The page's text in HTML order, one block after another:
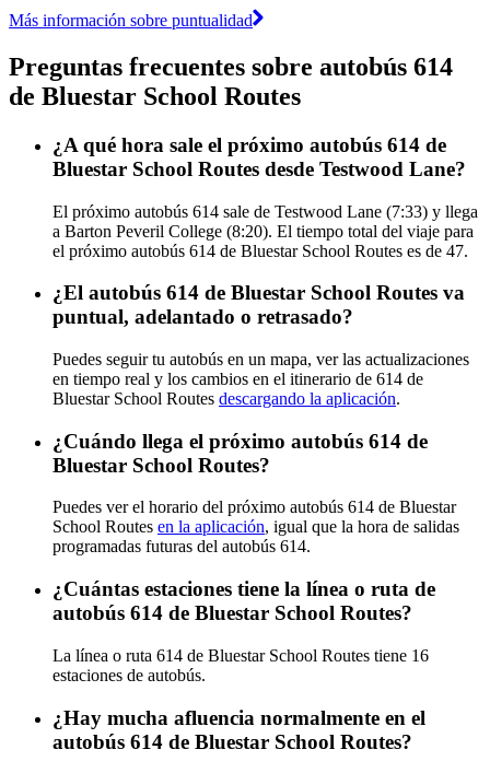
Más información sobre puntualidad
Preguntas frecuentes sobre autobús 614
de Bluestar School Routes
¿A qué hora sale el próximo autobús 614 de
Bluestar School Routes desde Testwood Lane?
El próximo autobús 614 sale de Testwood Lane (7:33) y llega
a Barton Peveril College (8:20). El tiempo total del viaje para
el próximo autobús 614 de Bluestar School Routes es de 47.
¿El autobús 614 de Bluestar School Routes va
puntual, adelantado o retrasado?
Puedes seguir tu autobús en un mapa, ver las actualizaciones
en tiempo real y los cambios en el itinerario de 614 de
Bluestar School Routes descargando la aplicación.
¿Cuándo llega el próximo autobús 614 de
Bluestar School Routes?
Puedes ver el horario del próximo autobús 614 de Bluestar
School Routes en la aplicación, igual que la hora de salidas
programadas futuras del autobús 614.
¿Cuántas estaciones tiene la línea o ruta de
autobús 614 de Bluestar School Routes?
La línea o ruta 614 de Bluestar School Routes tiene 16
estaciones de autobús.
¿Hay mucha afluencia normalmente en el
autobús 614 de Bluestar School Routes?